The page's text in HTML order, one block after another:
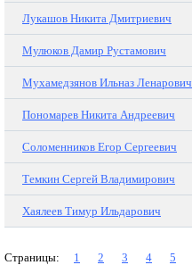
Лукашов Никита Дмитриевич
Мулюков Дамир Рустамович
Мухамедзянов Ильназ Ленарович
Пономарев Никита Андреевич
Соломенников Егор Сергеевич
Темкин Сергей Владимирович
Хаялеев Тимур Ильдарович
Страницы: 1 2 3 4 5